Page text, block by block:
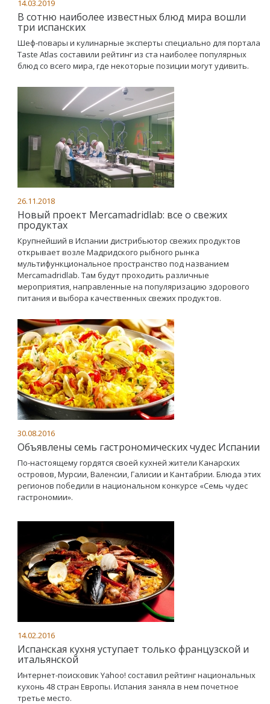
14.03.2019
В сотню наиболее известных блюд мира вошли
три испанских
Шеф-повары и кулинарные эксперты специально для портала
Taste Atlas составили рейтинг из ста наиболее популярных
блюд со всего мира, где некоторые позиции могут удивить.
26.11.2018
Новый проект Mercamadridlab: все о свежих
продуктах
Крупнейший в Испании дистрибьютор свежих продуктов
открывает возле Мадридского рыбного рынка
мультифункциональное пространство под названием
Mercamadridlab. Там будут проходить различные
мероприятия, направленные на популяризацию здорового
питания и выбора качественных свежих продуктов.
30.08.2016
Объявлены семь гастрономических чудес Испании
По-настоящему гордятся своей кухней жители Канарских
островов, Мурсии, Валенсии, Галисии и Кантабрии. Блюда этих
регионов победили в национальном конкурсе «Семь чудес
гастрономии».
14.02.2016
Испанская кухня уступает только французской и
итальянской
Интернет-поисковик Yahoo! составил рейтинг национальных
кухонь 48 стран Европы. Испания заняла в нем почетное
третье место.